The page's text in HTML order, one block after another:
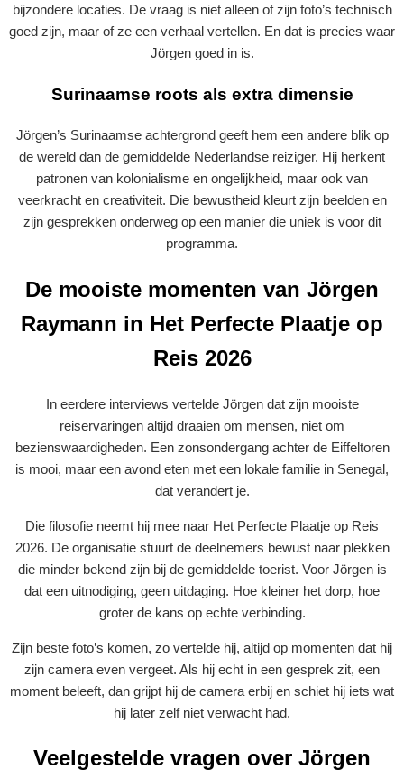
bijzondere locaties. De vraag is niet alleen of zijn foto’s technisch
goed zijn, maar of ze een verhaal vertellen. En dat is precies waar
Jörgen goed in is.
Surinaamse roots als extra dimensie
Jörgen’s Surinaamse achtergrond geeft hem een andere blik op
de wereld dan de gemiddelde Nederlandse reiziger. Hij herkent
patronen van kolonialisme en ongelijkheid, maar ook van
veerkracht en creativiteit. Die bewustheid kleurt zijn beelden en
zijn gesprekken onderweg op een manier die uniek is voor dit
programma.
De mooiste momenten van Jörgen
Raymann in Het Perfecte Plaatje op
Reis 2026
In eerdere interviews vertelde Jörgen dat zijn mooiste
reiservaringen altijd draaien om mensen, niet om
bezienswaardigheden. Een zonsondergang achter de Eiffeltoren
is mooi, maar een avond eten met een lokale familie in Senegal,
dat verandert je.
Die filosofie neemt hij mee naar Het Perfecte Plaatje op Reis
2026. De organisatie stuurt de deelnemers bewust naar plekken
die minder bekend zijn bij de gemiddelde toerist. Voor Jörgen is
dat een uitnodiging, geen uitdaging. Hoe kleiner het dorp, hoe
groter de kans op echte verbinding.
Zijn beste foto’s komen, zo vertelde hij, altijd op momenten dat hij
zijn camera even vergeet. Als hij echt in een gesprek zit, een
moment beleeft, dan grijpt hij de camera erbij en schiet hij iets wat
hij later zelf niet verwacht had.
Veelgestelde vragen over Jörgen